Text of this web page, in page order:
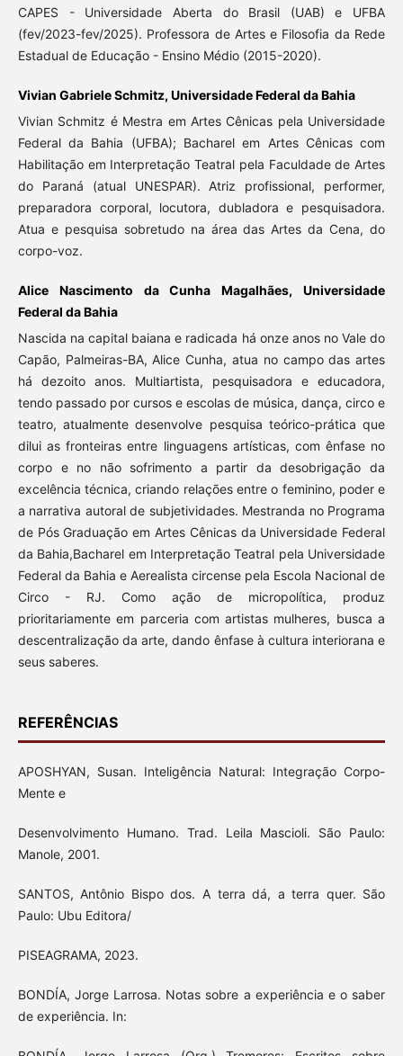
CAPES - Universidade Aberta do Brasil (UAB) e UFBA
(fev/2023-fev/2025). Professora de Artes e Filosofia da Rede
Estadual de Educação - Ensino Médio (2015-2020).
Vivian Gabriele Schmitz, Universidade Federal da Bahia
Vivian Schmitz é Mestra em Artes Cênicas pela Universidade
Federal da Bahia (UFBA); Bacharel em Artes Cênicas com
Habilitação em Interpretação Teatral pela Faculdade de Artes
do Paraná (atual UNESPAR). Atriz profissional, performer,
preparadora corporal, locutora, dubladora e pesquisadora.
Atua e pesquisa sobretudo na área das Artes da Cena, do
corpo-voz.
Alice Nascimento da Cunha Magalhães, Universidade
Federal da Bahia
Nascida na capital baiana e radicada há onze anos no Vale do
Capão, Palmeiras-BA, Alice Cunha, atua no campo das artes
há dezoito anos. Multiartista, pesquisadora e educadora,
tendo passado por cursos e escolas de música, dança, circo e
teatro, atualmente desenvolve pesquisa teórico-prática que
dilui as fronteiras entre linguagens artísticas, com ênfase no
corpo e no não sofrimento a partir da desobrigação da
excelência técnica, criando relações entre o feminino, poder e
a narrativa autoral de subjetividades. Mestranda no Programa
de Pós Graduação em Artes Cênicas da Universidade Federal
da Bahia,Bacharel em Interpretação Teatral pela Universidade
Federal da Bahia e Aerealista circense pela Escola Nacional de
Circo - RJ. Como ação de micropolítica, produz
prioritariamente em parceria com artistas mulheres, busca a
descentralização da arte, dando ênfase à cultura interiorana e
seus saberes.
REFERÊNCIAS
APOSHYAN, Susan. Inteligência Natural: Integração Corpo-
Mente e
Desenvolvimento Humano. Trad. Leila Mascioli. São Paulo:
Manole, 2001.
SANTOS, Antônio Bispo dos. A terra dá, a terra quer. São
Paulo: Ubu Editora/
PISEAGRAMA, 2023.
BONDÍA, Jorge Larrosa. Notas sobre a experiência e o saber
de experiência. In: